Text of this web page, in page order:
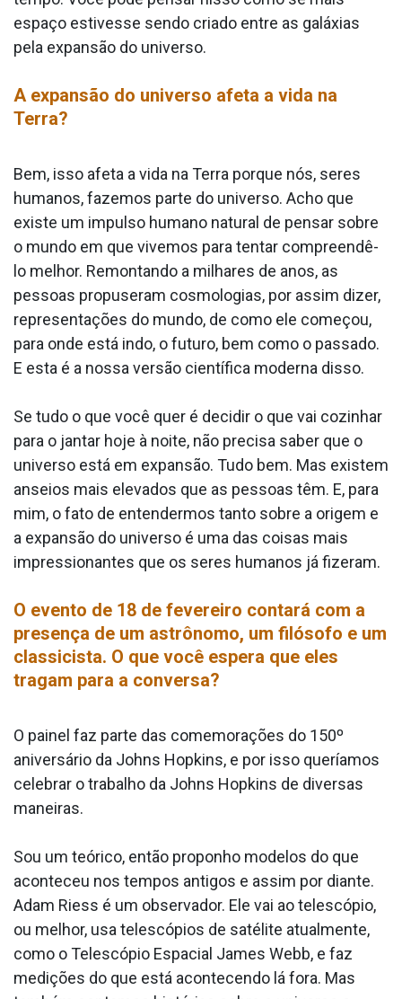
espaço estivesse sendo criado entre as galáxias
pela expansão do universo.
A expansão do universo afeta a vida na
Terra?
Bem, isso afeta a vida na Terra porque nós, seres
humanos, fazemos parte do universo. Acho que
existe um impulso humano natural de pensar sobre
o mundo em que vivemos para tentar compreendê-
lo melhor. Remontando a milhares de anos, as
pessoas propuseram cosmologias, por assim dizer,
representações do mundo, de como ele começou,
para onde está indo, o futuro, bem como o passado.
E esta é a nossa versão científica moderna disso.
Se tudo o que você quer é decidir o que vai cozinhar
para o jantar hoje à noite, não precisa saber que o
universo está em expansão. Tudo bem. Mas existem
anseios mais elevados que as pessoas têm. E, para
mim, o fato de entendermos tanto sobre a origem e
a expansão do universo é uma das coisas mais
impressionantes que os seres humanos já fizeram.
O evento de 18 de fevereiro contará com a
presença de um astrônomo, um filósofo e um
classicista. O que você espera que eles
tragam para a conversa?
O painel faz parte das comemorações do 150º
aniversário da Johns Hopkins, e por isso queríamos
celebrar o trabalho da Johns Hopkins de diversas
maneiras.
Sou um teórico, então proponho modelos do que
aconteceu nos tempos antigos e assim por diante.
Adam Riess é um observador. Ele vai ao telescópio,
ou melhor, usa telescópios de satélite atualmente,
como o Telescópio Espacial James Webb, e faz
medições do que está acontecendo lá fora. Mas